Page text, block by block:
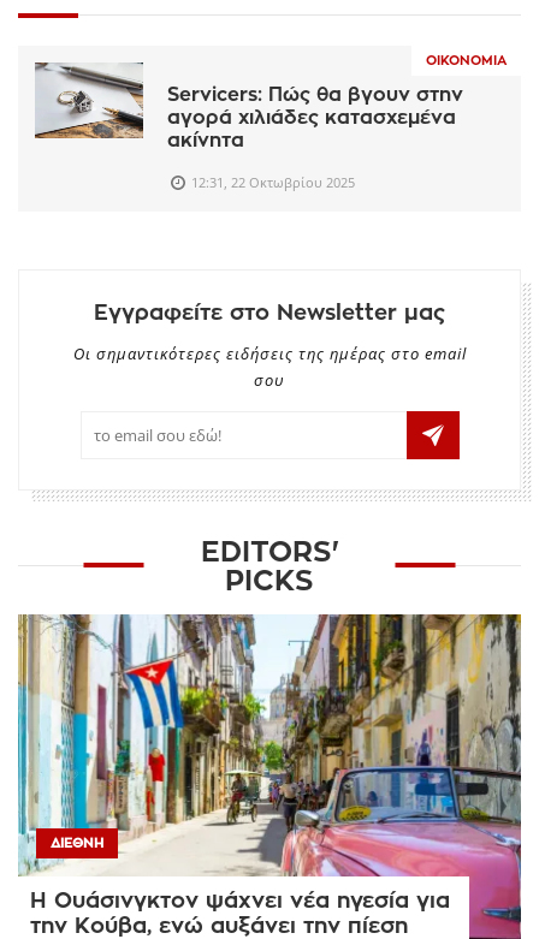
ΟΙΚΟΝΟΜΊΑ
Servicers: Πώς θα βγουν στην
αγορά χιλιάδες κατασχεμένα
ακίνητα
12:31, 22 Οκτωβρίου 2025
Εγγραφείτε στο Newsletter μας
Οι σημαντικότερες ειδήσεις της ημέρας στο email
σου
EDITORS'
PICKS
ΔΙΕΘΝΉ
Η Ουάσινγκτον ψάχνει νέα ηγεσία για
την Κούβα, ενώ αυξάνει την πίεση